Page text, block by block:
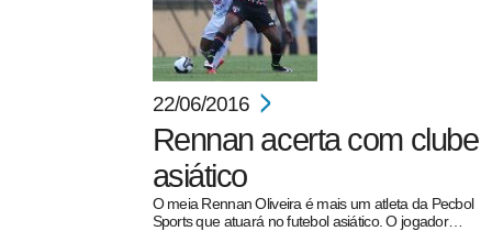
22/06/2016
Rennan acerta com clube
asiático
O meia Rennan Oliveira é mais um atleta da Pecbol
Sports que atuará no futebol asiático. O jogador…